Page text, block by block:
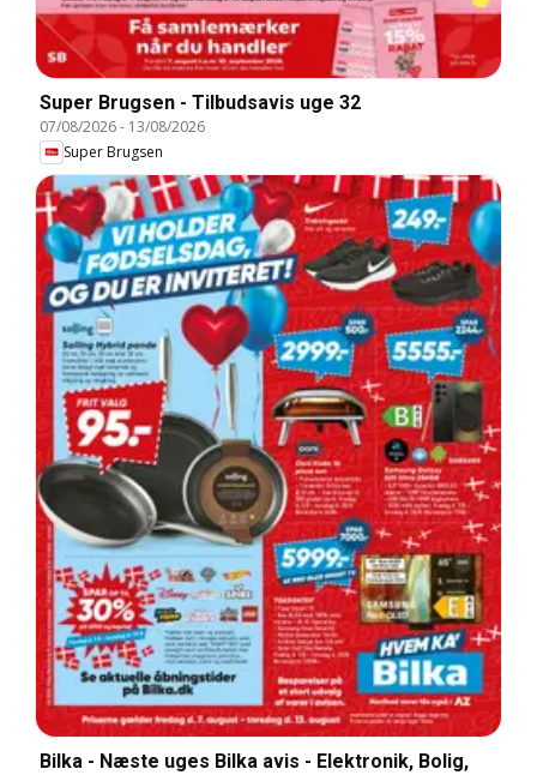
Super Brugsen - Tilbudsavis uge 32
07/08/2026- 13/08/2026
Super Brugsen
Bilka - Næste uges Bilka avis - Elektronik, Bolig,